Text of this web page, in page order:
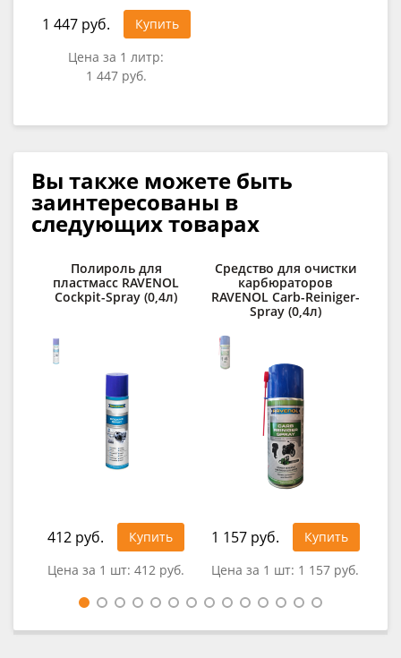
1 447 руб.
Купить
Цена за 1 литр:
1 447 руб.
Вы также можете быть
заинтересованы в
следующих товарах
Полироль для
пластмасс RAVENOL
Cockpit-Spray (0,4л)
412 руб.
Купить
Цена за 1 шт: 412 руб.
Средство для очистки
карбюраторов
RAVENOL Carb-Reiniger-
Spray (0,4л)
1 157 руб.
Купить
Цена за 1 шт: 1 157 руб.